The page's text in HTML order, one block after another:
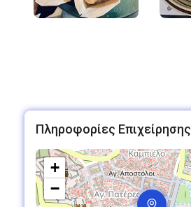
Πληροφορίες Επιχείρησης
+
−